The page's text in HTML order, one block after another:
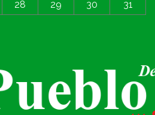
28 29 30 31